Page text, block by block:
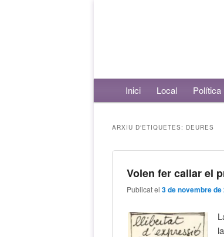
Menú principalAneu al contingut
Aneu al contingut
Inici Local Política
ARXIU D'ETIQUETES: DEURES
Volen fer callar el
Publicat el3 de novembre de